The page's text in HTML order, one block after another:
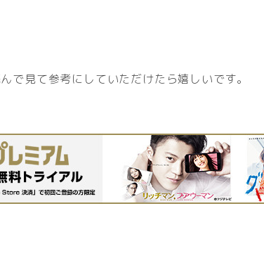
で見て参考にしていただけたら嬉しいです。